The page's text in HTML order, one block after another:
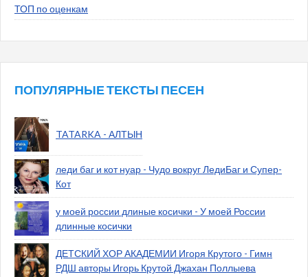
ТОП по оценкам
ПОПУЛЯРНЫЕ ТЕКСТЫ ПЕСЕН
TATARKA - АЛТЫН
леди баг и кот нуар - Чудо вокруг ЛедиБаг и Супер-
Кот
у моей россии длиные косички - У моей России
длинные косички
ДЕТСКИЙ ХОР АКАДЕМИИ Игоря Крутого - Гимн
РДШ авторы Игорь Крутой Джахан Поллыева